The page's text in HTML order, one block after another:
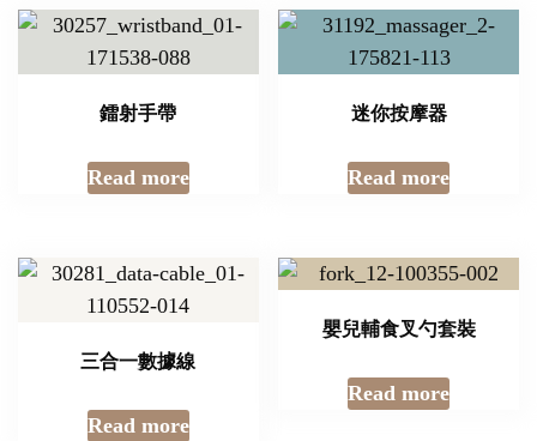
鐳射手帶
Read more
迷你按摩器
Read more
三合一數據線
Read more
嬰兒輔食叉勺套裝
Read more